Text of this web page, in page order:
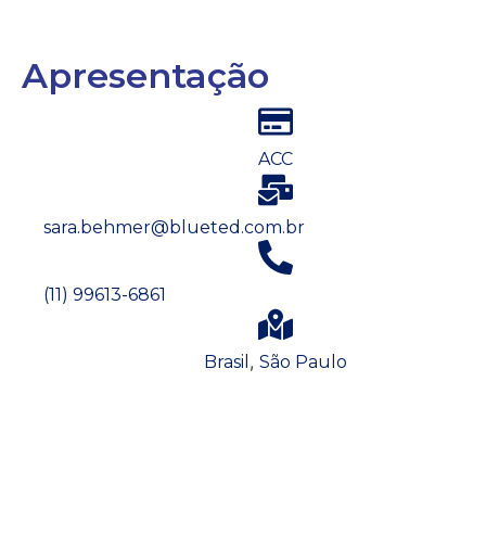
Apresentação
ACC
sara.behmer@blueted.com.br
(11) 99613-6861
Brasil , São Paulo